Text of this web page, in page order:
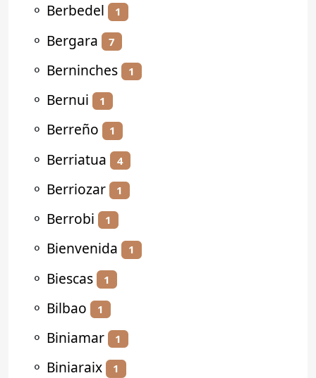
⚬ Berbedel 1
⚬ Bergara 7
⚬ Berninches 1
⚬ Bernui 1
⚬ Berreño 1
⚬ Berriatua 4
⚬ Berriozar 1
⚬ Berrobi 1
⚬ Bienvenida 1
⚬ Biescas 1
⚬ Bilbao 1
⚬ Biniamar 1
⚬ Biniaraix 1